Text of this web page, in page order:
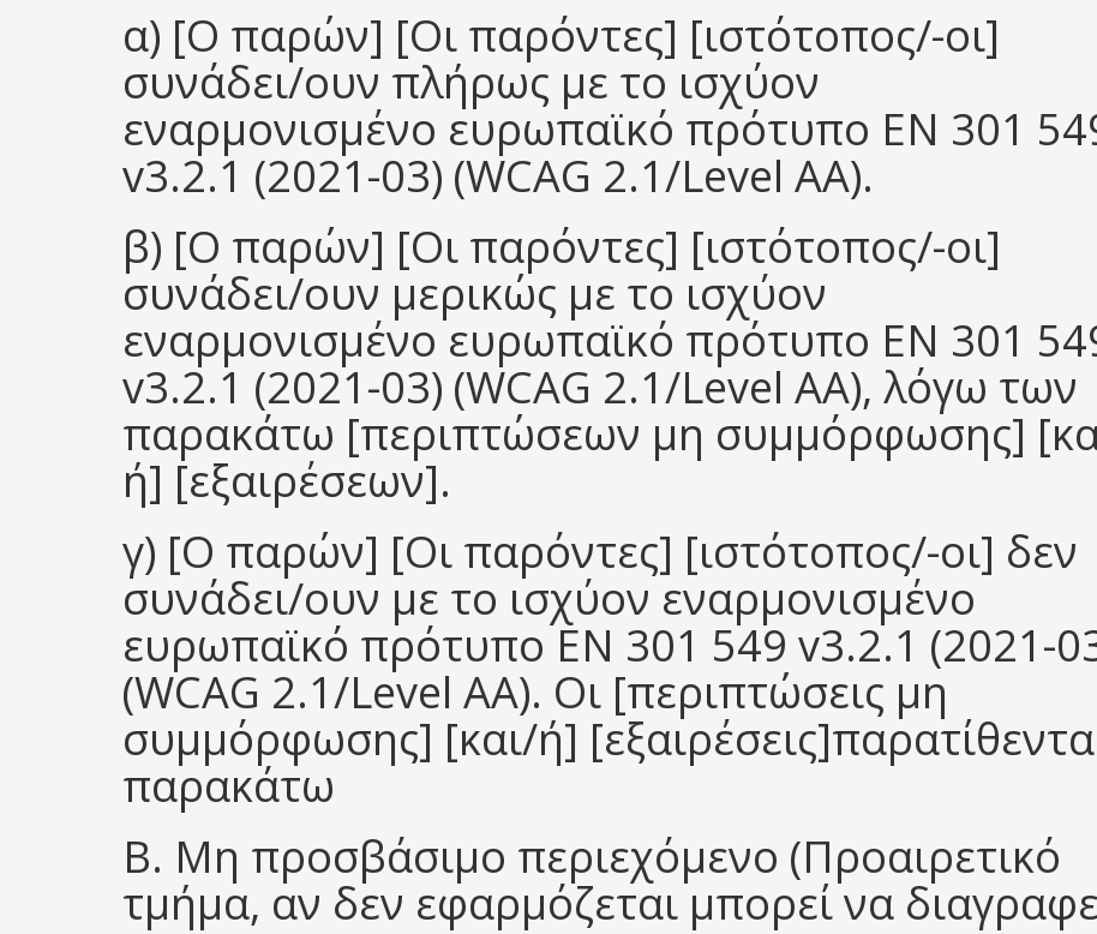
α) [Ο παρών] [Οι παρόντες] [ιστότοπος/-οι]
συνάδει/ουν πλήρως με το ισχύον
εναρμονισμένο ευρωπαϊκό πρότυπο EN 301
v3.2.1 (2021-03) (WCAG 2.1/Level AA).
β) [Ο παρών] [Οι παρόντες] [ιστότοπος/-οι]
συνάδει/ουν μερικώς με το ισχύον
εναρμονισμένο ευρωπαϊκό πρότυπο EN 301
v3.2.1 (2021-03) (WCAG 2.1/Level AA), λόγω των
παρακάτω [περιπτώσεων μη συμμόρφωσης]
ή] [εξαιρέσεων].
γ) [Ο παρών] [Οι παρόντες] [ιστότοπος/-οι] δεν
συνάδει/ουν με το ισχύον εναρμονισμένο
ευρωπαϊκό πρότυπο EN 301 549 v3.2.1 (2021-
(WCAG 2.1/Level AA). Οι [περιπτώσεις μη
συμμόρφωσης] [και/ή]
παρακάτω
Β. Μη προσβάσιμο περιεχόμενο (Προαιρετικό
τμήμα, αν δεν εφαρμόζεται μπορεί να